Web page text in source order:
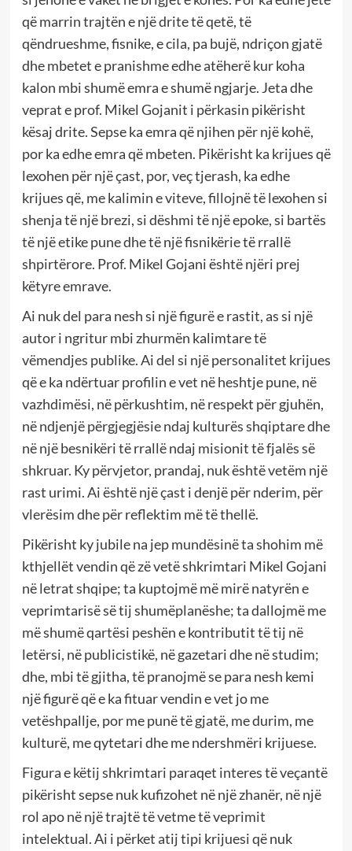
që marrin trajtën e një drite të qetë, të
qëndrueshme, fisnike, e cila, pa bujë, ndriçon gjatë
dhe mbetet e pranishme edhe atëherë kur koha
kalon mbi shumë emra e shumë ngjarje. Jeta dhe
veprat e prof. Mikel Gojanit i përkasin pikërisht
kësaj drite. Sepse ka emra që njihen për një kohë,
por ka edhe emra që mbeten. Pikërisht ka krijues që
lexohen për një çast, por, veç tjerash, ka edhe
krijues që, me kalimin e viteve, fillojnë të lexohen si
shenja të një brezi, si dëshmi të një epoke, si bartës
të një etike pune dhe të një fisnikërie të rrallë
shpirtërore. Prof. Mikel Gojani është njëri prej
këtyre emrave.
Ai nuk del para nesh si një figurë e rastit, as si një
autor i ngritur mbi zhurmën kalimtare të
vëmendjes publike. Ai del si një personalitet krijues
që e ka ndërtuar profilin e vet në heshtje pune, në
vazhdimësi, në përkushtim, në respekt për gjuhën,
në ndjenjë përgjegjësie ndaj kulturës shqiptare dhe
në një besnikëri të rrallë ndaj misionit të fjalës së
shkruar. Ky përvjetor, prandaj, nuk është vetëm një
rast urimi. Ai është një çast i denjë për nderim, për
vlerësim dhe për reflektim më të thellë.
Pikërisht ky jubile na jep mundësinë ta shohim më
kthjellët vendin që zë vetë shkrimtari Mikel Gojani
në letrat shqipe; ta kuptojmë më mirë natyrën e
veprimtarisë së tij shumëplanëshe; ta dallojmë me
më shumë qartësi peshën e kontributit të tij në
letërsi, në publicistikë, në gazetari dhe në studim;
dhe, mbi të gjitha, të pranojmë se para nesh kemi
një figurë që e ka fituar vendin e vet jo me
vetëshpallje, por me punë të gjatë, me durim, me
kulturë, me qytetari dhe me ndershmëri krijuese.
Figura e këtij shkrimtari paraqet interes të veçantë
pikërisht sepse nuk kufizohet në një zhanër, në një
rol apo në një trajtë të vetme të veprimit
intelektual. Ai i përket atij tipi krijuesi që nuk